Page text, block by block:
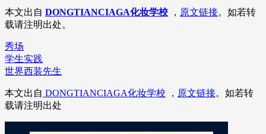
本文出自 DONGTIANCIAGA化妆学校 ， 原文链接。如若转
载请注明出处。
秀场
学生实践
世界西装先生
本文出自 DONGTIANCIAGA化妆学校 ， 原文链接。如若转
载请注明出处